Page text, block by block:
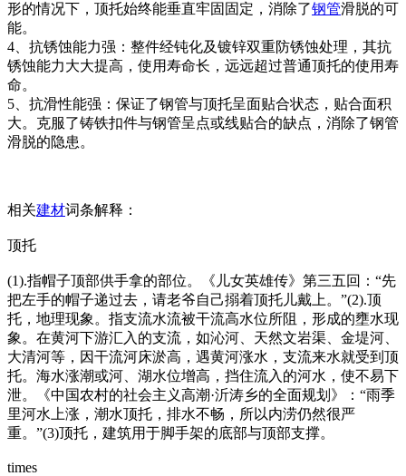
形的情况下，顶托始终能垂直牢固固定，消除了钢管滑脱的可
能。
4、抗锈蚀能力强：整件经钝化及镀锌双重防锈蚀处理，其抗
锈蚀能力大大提高，使用寿命长，远远超过普通顶托的使用寿
命。
5、抗滑性能强：保证了钢管与顶托呈面贴合状态，贴合面积
大。克服了铸铁扣件与钢管呈点或线贴合的缺点，消除了钢管
滑脱的隐患。
相关建材词条解释：
顶托
(1).指帽子顶部供手拿的部位。《儿女英雄传》第三五回：“先
把左手的帽子递过去，请老爷自己搦着顶托儿戴上。”(2).顶
托，地理现象。指支流水流被干流高水位所阻，形成的壅水现
象。在黄河下游汇入的支流，如沁河、天然文岩渠、金堤河、
大清河等，因干流河床淤高，遇黄河涨水，支流来水就受到顶
托。海水涨潮或河、湖水位增高，挡住流入的河水，使不易下
泄。《中国农村的社会主义高潮·沂涛乡的全面规划》：“雨季
里河水上涨，潮水顶托，排水不畅，所以内涝仍然很严
重。”(3)顶托，建筑用于脚手架的底部与顶部支撑。
times